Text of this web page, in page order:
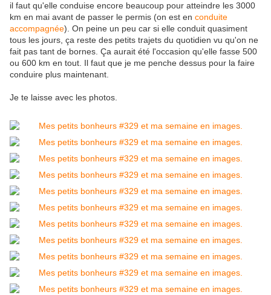
il faut qu'elle conduise encore beaucoup pour atteindre les 3000
km en mai avant de passer le permis (on est en conduite
accompagnée). On peine un peu car si elle conduit quasiment
tous les jours, ça reste des petits trajets du quotidien vu qu'on ne
fait pas tant de bornes. Ça aurait été l'occasion qu'elle fasse 500
ou 600 km en tout. Il faut que je me penche dessus pour la faire
conduire plus maintenant.
Je te laisse avec les photos.